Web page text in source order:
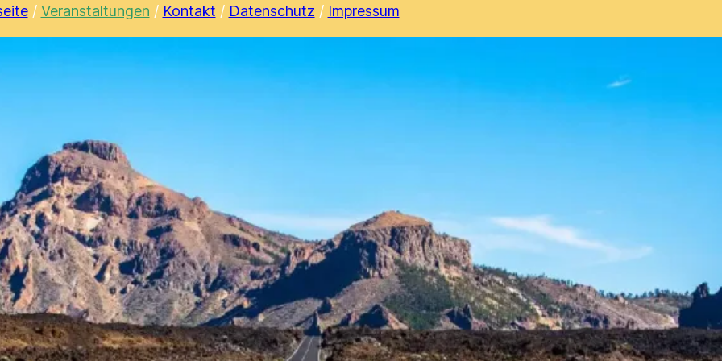
/ Veranstaltungen / Kontakt / Datenschutz / Impressum